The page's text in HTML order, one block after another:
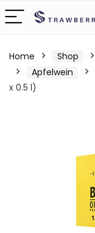
Home Shop
Apfelwein
x 0.5 l)